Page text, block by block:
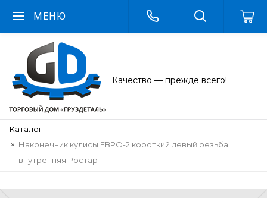
МЕНЮ
Качество — прежде всего!
Каталог
Наконечник кулисы ЕВРО-2 короткий левый резьба
внутренняя Ростар